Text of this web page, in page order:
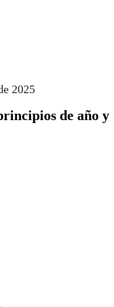
2025
de año y